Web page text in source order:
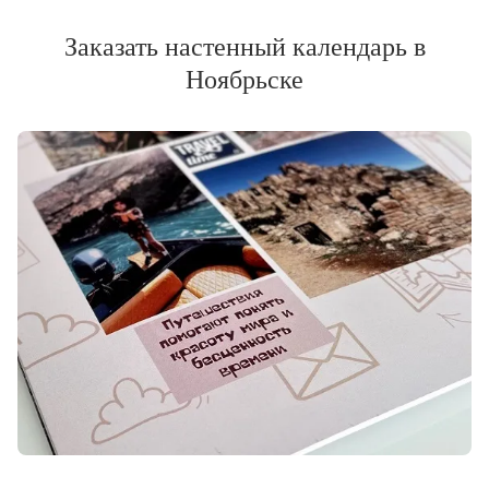
Заказать настенный календарь в
Ноябрьске